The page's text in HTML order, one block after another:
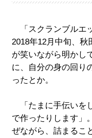
「スクランブルエ
2018年12月中旬、
が笑いながら明かし
に、自分の身の回り
ったとか。
「たまに手伝いを
で作ったりします」
ぜながら、詰まるこ